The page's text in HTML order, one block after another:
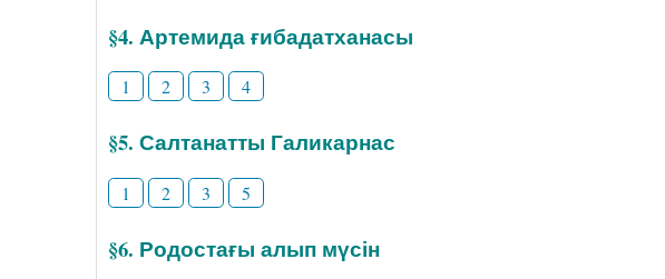
§4. Артемида ғибадатханасы
1 2 3 4
§5. Салтанатты Галикарнас
1 2 3 5
§6. Родостағы алып мүсін